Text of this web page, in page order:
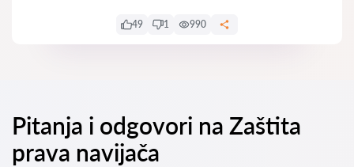
49 1 990
Pitanja i odgovori na Zaštita
prava navijača